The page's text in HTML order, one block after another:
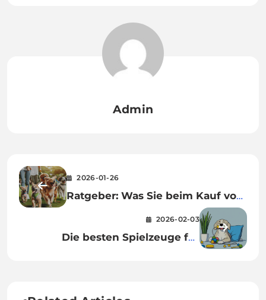
Admin
2026-01-26
Ratgeber: Was Sie beim Kauf von
Hundebedarf beachten sollten
2026-02-03
Die besten Spielzeuge für